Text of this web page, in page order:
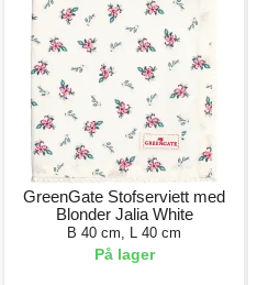
GreenGate Stofserviett med
Blonder Jalia White
B 40 cm, L 40 cm
På lager